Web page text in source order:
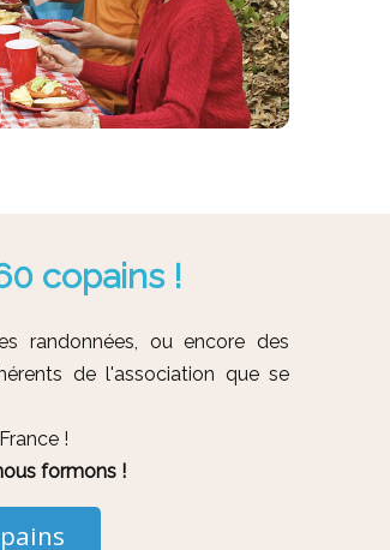
copains !
randonnées, ou encore des
de l'association que se
!
formons !